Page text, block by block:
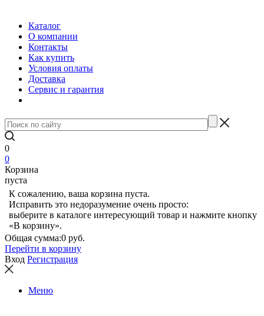
Каталог
О компании
Контакты
Как купить
Условия оплаты
Доставка
Сервис и гарантия
0
0
Корзина
пуста
К сожалению, ваша корзина пуста.
Исправить это недоразумение очень просто:
выберите в каталоге интересующий товар и нажмите кнопку
«В корзину».
Общая сумма:0 руб.
Перейти в корзину
Вход Регистрация
Меню